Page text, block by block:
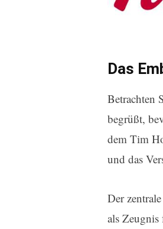
Das
Betrachten
begrüßt,
dem Tim
und das
Der
als Zeugnis